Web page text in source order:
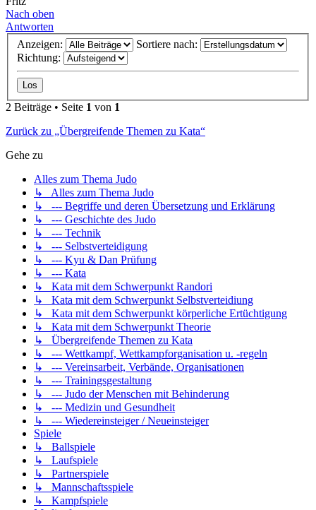
Nach oben
Antworten
Anzeigen:
Sortiere nach:
Richtung:
2 Beiträge • Seite 1 von 1
Zurück zu „Übergreifende Themen zu Kata“
Gehe zu
Alles zum Thema Judo
↳ Alles zum Thema Judo
↳ --- Begriffe und deren Übersetzung und Erklärung
↳ --- Geschichte des Judo
↳ --- Technik
↳ --- Selbstverteidigung
↳ --- Kyu & Dan Prüfung
↳ --- Kata
↳ Kata mit dem Schwerpunkt Randori
↳ Kata mit dem Schwerpunkt Selbstverteidiung
↳ Kata mit dem Schwerpunkt körperliche Ertüchtigung
↳ Kata mit dem Schwerpunkt Theorie
↳ Übergreifende Themen zu Kata
↳ --- Wettkampf, Wettkampforganisation u. -regeln
↳ --- Vereinsarbeit, Verbände, Organisationen
↳ --- Trainingsgestaltung
↳ --- Judo der Menschen mit Behinderung
↳ --- Medizin und Gesundheit
↳ --- Wiedereinsteiger / Neueinsteiger
Spiele
↳ Ballspiele
↳ Laufspiele
↳ Partnerspiele
↳ Mannschaftsspiele
↳ Kampfspiele